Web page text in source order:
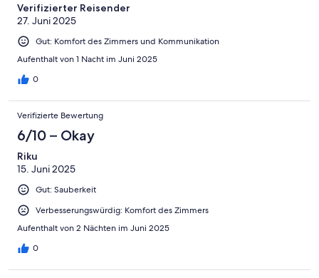
Verifizierter Reisender
27. Juni 2025
Gut: Komfort des Zimmers und Kommunikation
Aufenthalt von 1 Nacht im Juni 2025
0
Verifizierte Bewertung
6/10 – Okay
Riku
15. Juni 2025
Gut: Sauberkeit
Verbesserungswürdig: Komfort des Zimmers
Aufenthalt von 2 Nächten im Juni 2025
0